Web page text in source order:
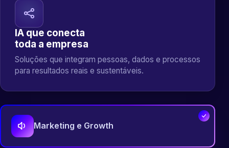
IA que conecta
toda a empresa
Soluções que integram pessoas, dados e processos
para resultados reais e sustentáveis.
Marketing e Growth